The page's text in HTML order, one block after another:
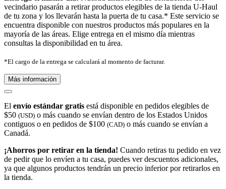
vecindario pasarán a retirar productos elegibles de la tienda U-Haul
de tu zona y los llevarán hasta la puerta de tu casa.* Este servicio se
encuentra disponible con nuestros productos más populares en la
mayoría de las áreas. Elige entrega en el mismo día mientras
consultas la disponibilidad en tu área.
*El cargo de la entrega se calculará al momento de facturar.
Más información
El envío estándar gratis está disponible en pedidos elegibles de
$50 (USD) o más cuando se envían dentro de los Estados Unidos
contiguos o en pedidos de $100 (CAD) o más cuando se envían a
Canadá.
¡Ahorros por retirar en la tienda! Cuando retiras tu pedido en vez
de pedir que lo envíen a tu casa, puedes ver descuentos adicionales,
ya que algunos productos tendrán un precio inferior por retirarlos en
la tienda.